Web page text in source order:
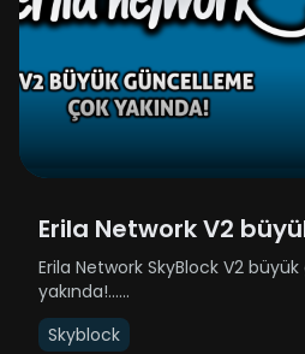
Erila Network V2
Erila Network SkyBlock V2
yakında!......
Skyblock